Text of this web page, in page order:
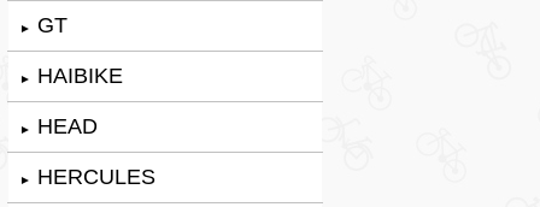
► GT
► HAIBIKE
► HEAD
► HERCULES